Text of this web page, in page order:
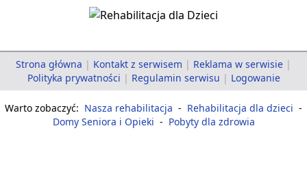
Strona główna | Kontakt z serwisem | Reklama w serwisie |
Polityka prywatności | Regulamin serwisu | Logowanie
Warto zobaczyć: Nasza rehabilitacja - Rehabilitacja dla dzieci -
Domy Seniora i Opieki - Pobyty dla zdrowia